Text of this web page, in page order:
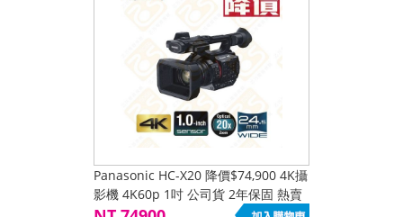
Panasonic HC-X20 降價$74,900 4K攝
影機 4K60p 1吋 公司貨 2年保固 熱賣
促銷降價